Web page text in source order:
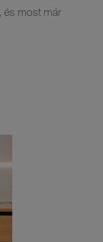
és most már